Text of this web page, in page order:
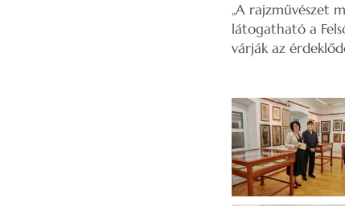
„A rajzművészet
látogatható a
várják az